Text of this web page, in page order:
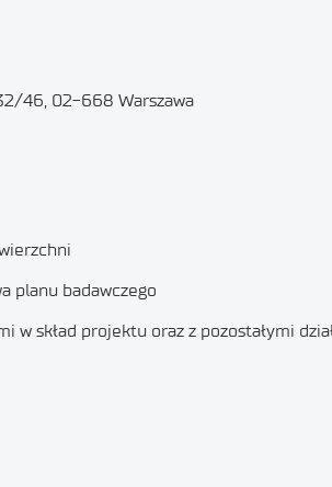
46, 02-668 Warszawa
planu badawczego
w skład projektu oraz z pozostałymi